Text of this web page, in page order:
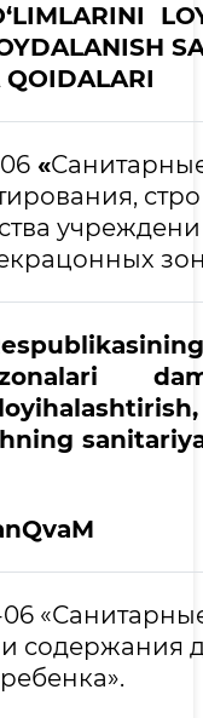
«
QvaM
и содержания
ребенка».